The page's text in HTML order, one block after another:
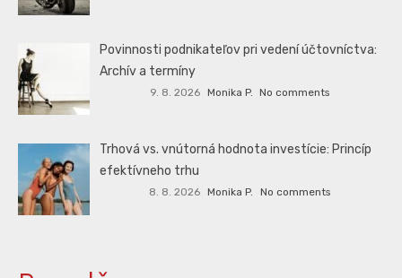
Povinnosti podnikateľov pri vedení účtovníctva:
Archív a termíny
9. 8. 2026 Monika P. No comments
Trhová vs. vnútorná hodnota investície: Princíp
efektívneho trhu
8. 8. 2026 Monika P. No comments